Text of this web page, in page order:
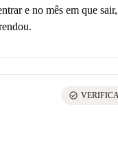
e no mês em que
check_circle